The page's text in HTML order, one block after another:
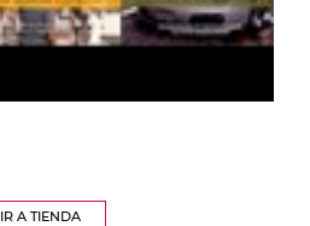
IR A TIENDA